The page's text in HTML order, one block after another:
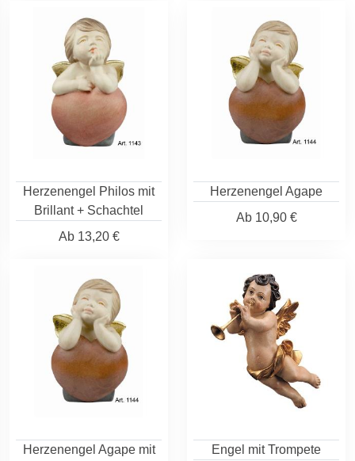
Herzenengel Philos mit
Brillant + Schachtel
Ab13,20 €
Herzenengel Agape
Ab10,90 €
Herzenengel Agape mit
Engel mit Trompete